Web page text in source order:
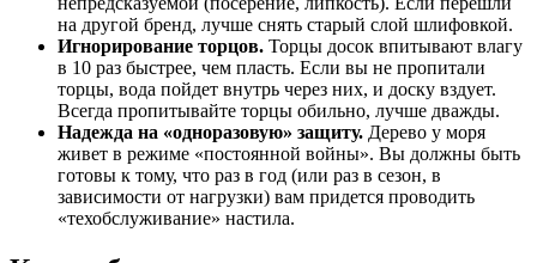
на другой бренд, лучше снять старый слой шлифовкой.
Игнорирование торцов. Торцы досок впитывают влагу
в 10 раз быстрее, чем пласть. Если вы не пропитали
торцы, вода пойдет внутрь через них, и доску вздует.
Всегда пропитывайте торцы обильно, лучше дважды.
Надежда на «одноразовую» защиту. Дерево у моря
живет в режиме «постоянной войны». Вы должны быть
готовы к тому, что раз в год (или раз в сезон, в
зависимости от нагрузки) вам придется проводить
«техобслуживание» настила.